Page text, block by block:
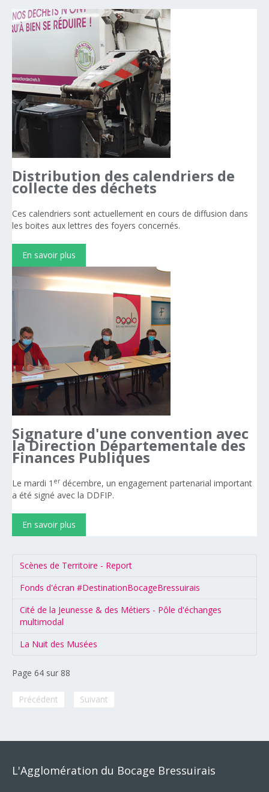
Distribution des calendriers de
collecte des déchets
Ces calendriers sont actuellement en cours de diffusion dans
les boites aux lettres des foyers concernés.
En savoir plus
Signature d'une convention avec
la Direction Départementaledes
Finances Publiques
Le mardi 1 erdécembre, un engagement partenarial important
a été signé avec la DDFIP.
En savoir plus
Scènes de Territoire - Report
Fonds d'écran #DestinationBocageBressuirais
Cité de la Jeunesse & des Métiers - Pôle d'échanges
multimodal
La Nuit des Musées
Page 64 sur 88
Précédent Suivant
L'Agglomération du Bocage Bressuirais